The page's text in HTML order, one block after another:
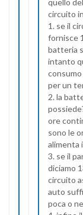
quello
circuito
1. se il
fornisce
batteria
intanto
per un
2. la
ore
sono le
alimenta
3. se il
diciamo
circuito
auto
poca o